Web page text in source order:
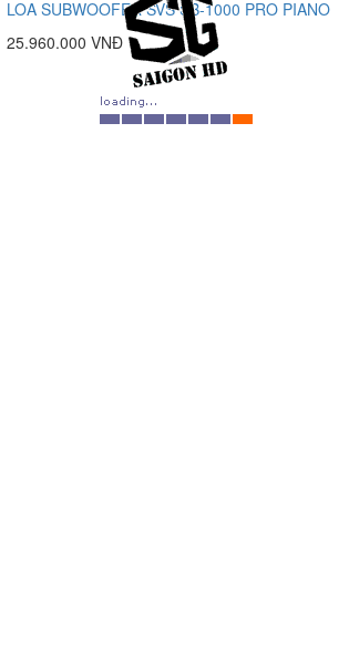
LOA SUBWOOFER SVS SB-1000 PRO PIANO
25.960.000 VNĐ